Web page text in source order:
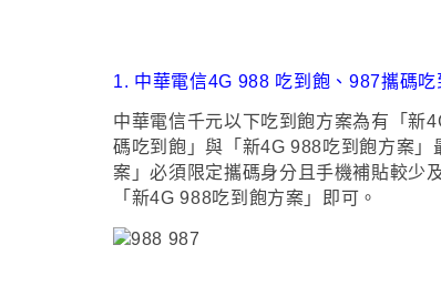
1. 中華電信4G 988 吃到飽 、987攜碼吃
中華電信千元以下吃到飽方案為有 「新
碼吃到飽 」與 「新4G988吃到飽方案 」
案 」必須限定攜碼身分且手機補貼較少
「新4G988吃到飽方案 」即可 。